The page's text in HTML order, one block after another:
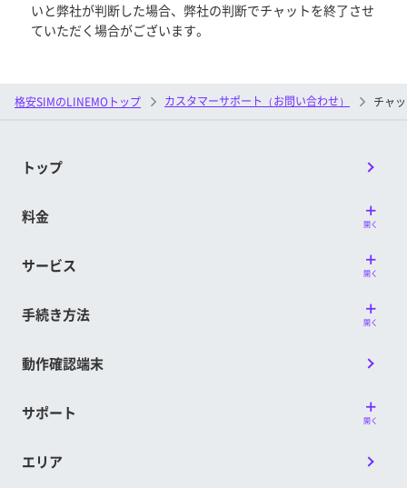
いと弊社が判断した場合、弊社の判断でチャットを終了させ
ていただく場合がございます。
格安SIMのLINEMOトップ カスタマーサポート（お問い合わせ） チャ
トップ
料金 開く
サービス 開く
手続き方法 開く
動作確認端末
サポート 開く
エリア